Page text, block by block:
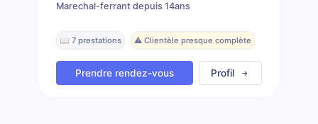
Marechal-ferrant depuis 14ans
📖 7 prestations ⚠️ Clientèle presque complète
Prendre rendez-vous Profil